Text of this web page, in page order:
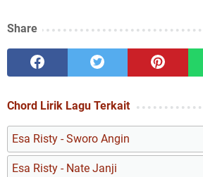
Share
Chord Lirik Lagu Terkait
Esa Risty - Sworo Angin
Esa Risty - Nate Janji